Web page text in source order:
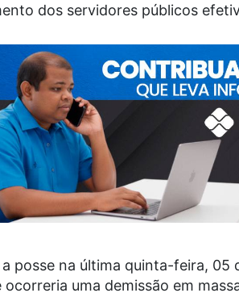
dos servidores públicos
a posse na última quinta-feira,
ocorreria uma demissão em